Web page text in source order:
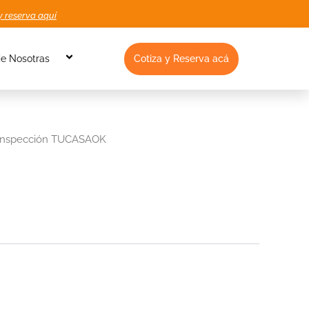
reserva aquí
Nosotras Cotiza y Reserva acá
TUCASAOK